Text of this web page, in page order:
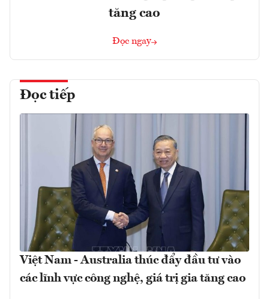
tăng cao
Đọc ngay
Đọc tiếp
Việt Nam - Australia thúc đẩy đầu tư vào
các lĩnh vực công nghệ, giá trị gia tăng cao